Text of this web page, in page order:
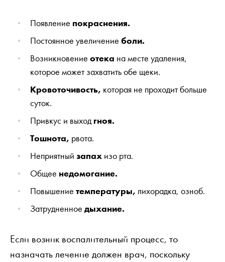
Появление покраснения.
Постоянное увеличение боли.
Возникновение отека на месте удаления,
которое может захватить обе щеки.
Кровоточивость, которая не проходит больше
суток.
Привкус и выходгноя.
Тошнота, рвота.
Неприятный запах изо рта.
Общее недомогание.
Повышение температуры, лихорадка, озноб.
Затрудненное дыхание.
Если возник воспалительный процесс, то
назначать лечение должен врач, поскольку